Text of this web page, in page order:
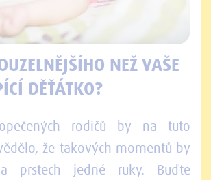
NEŽ VAŠE
DĚŤÁTKO?
rodičů by na tuto
že takových momentů by
prstech jedné ruky. Buďte